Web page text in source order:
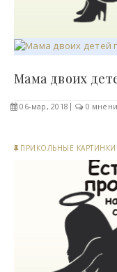
06-мар, 2018 0
ПРИКОЛЬНЫЕ КАРТИНКИ